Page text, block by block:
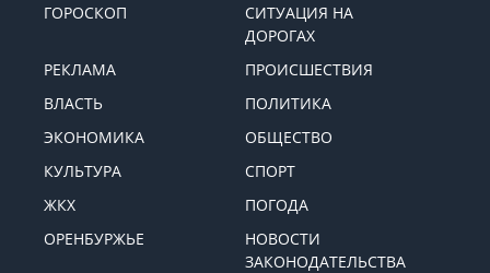
ГОРОСКОП
СИТУАЦИЯ НА
ДОРОГАХ
РЕКЛАМА
ПРОИСШЕСТВИЯ
ВЛАСТЬ
ПОЛИТИКА
ЭКОНОМИКА
ОБЩЕСТВО
КУЛЬТУРА
СПОРТ
ЖКХ
ПОГОДА
ОРЕНБУРЖЬЕ
НОВОСТИ
ЗАКОНОДАТЕЛЬСТВА